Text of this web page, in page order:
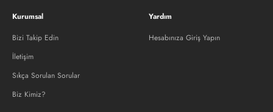
Kurumsal
Bizi Takip Edin
İletişim
Sıkça Sorulan Sorular
Biz Kimiz?
Yardım
Hesabınıza Giriş Yapın